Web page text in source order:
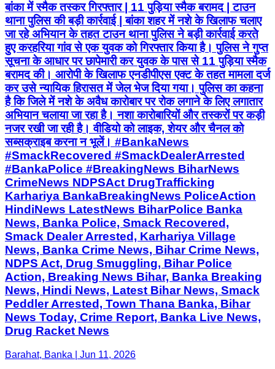
बांका में स्मैक तस्कर गिरफ्तार | 11 पुड़िया स्मैक बरामद | टाउन
थाना पुलिस की बड़ी कार्रवाई | बांका शहर में नशे के खिलाफ चलाए
जा रहे अभियान के तहत टाउन थाना पुलिस ने बड़ी कार्रवाई करते
हुए करहरिया गांव से एक युवक को गिरफ्तार किया है। पुलिस ने गुप्त
सूचना के आधार पर छापेमारी कर युवक के पास से 11 पुड़िया स्मैक
बरामद की। आरोपी के खिलाफ एनडीपीएस एक्ट के तहत मामला दर्ज
कर उसे न्यायिक हिरासत में जेल भेज दिया गया। पुलिस का कहना
है कि जिले में नशे के अवैध कारोबार पर रोक लगाने के लिए लगातार
अभियान चलाया जा रहा है। नशा कारोबारियों और तस्करों पर कड़ी
नजर रखी जा रही है। वीडियो को लाइक, शेयर और चैनल को
सब्सक्राइब करना न भूलें। #BankaNews
#SmackRecovered #SmackDealerArrested
#BankaPolice #BreakingNews BiharNews
CrimeNews NDPSAct DrugTrafficking
Karhariya BankaBreakingNews PoliceAction
HindiNews LatestNews BiharPolice Banka
News, Banka Police, Smack Recovered,
Smack Dealer Arrested, Karhariya Village
News, Banka Crime News, Bihar Crime News,
NDPS Act, Drug Smuggling, Bihar Police
Action, Breaking News Bihar, Banka Breaking
News, Hindi News, Latest Bihar News, Smack
Peddler Arrested, Town Thana Banka, Bihar
News Today, Crime Report, Banka Live News,
Drug Racket News
Barahat, Banka | Jun 11, 2026